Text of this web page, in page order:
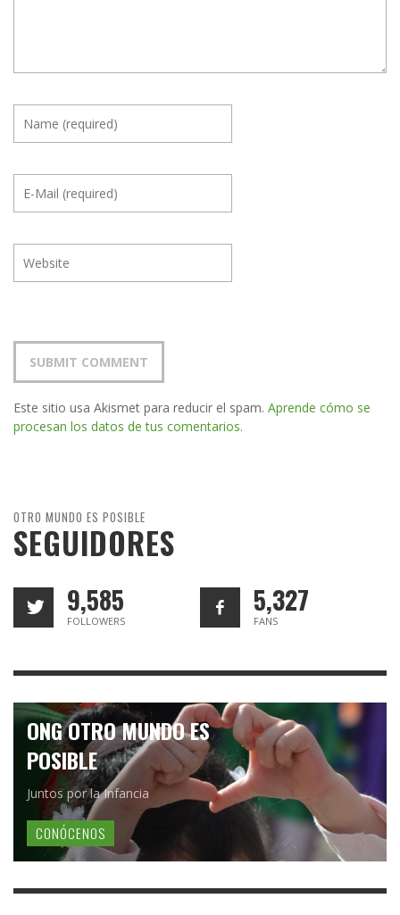
Este sitio usa Akismet para reducir el spam. Aprende cómo se
procesan los datos de tus comentarios.
OTRO MUNDO ES POSIBLE
SEGUIDORES
9,585
FOLLOWERS
5,327
FANS
ONG OTRO MUNDO ES
POSIBLE
Juntos por la Infancia
CONÓCENOS